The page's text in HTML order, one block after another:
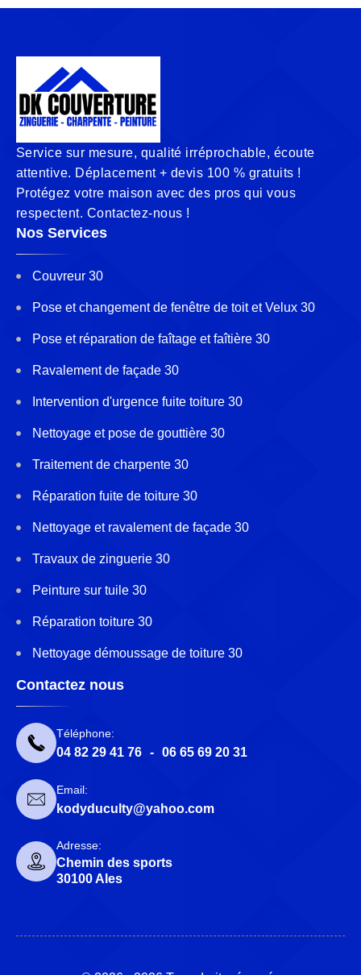
Service sur mesure, qualité irréprochable, écoute
attentive. Déplacement + devis 100 % gratuits !
Protégez votre maison avec des pros qui vous
respectent. Contactez-nous !
Nos Services
Couvreur 30
Pose et changement de fenêtre de toit et Velux 30
Pose et réparation de faîtage et faîtière 30
Ravalement de façade 30
Intervention d'urgence fuite toiture 30
Nettoyage et pose de gouttière 30
Traitement de charpente 30
Réparation fuite de toiture 30
Nettoyage et ravalement de façade 30
Travaux de zinguerie 30
Peinture sur tuile 30
Réparation toiture 30
Nettoyage démoussage de toiture 30
Contactez nous
Téléphone:
04 82 29 41 76 - 06 65 69 20 31
Email:
kodyduculty@yahoo.com
Adresse:
Chemin des sports
30100 Ales